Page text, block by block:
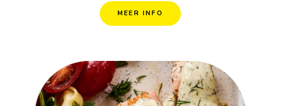
MEER INFO